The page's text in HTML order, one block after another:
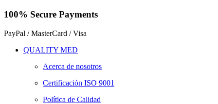
100% Secure Payments
PayPal / MasterCard / Visa
QUALITY MED
Acerca de nosotros
Certificación ISO 9001
Política de Calidad